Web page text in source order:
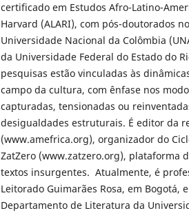
certificado em Estudos Afro-Latino-
Harvard (ALARI), com pós-doutorados
Universidade Nacional da Colômbia
da Universidade Federal do Estado do
pesquisas estão vinculadas às
campo da cultura, com ênfase nos
capturadas, tensionadas ou
desigualdades estruturais. É editor da
(www.amefrica.org), organizador do
ZatZero (www.zatzero.org), plataforma
textos insurgentes. Atualmente, é
Leitorado Guimarães Rosa, em Bogotá,
Departamento de Literatura da